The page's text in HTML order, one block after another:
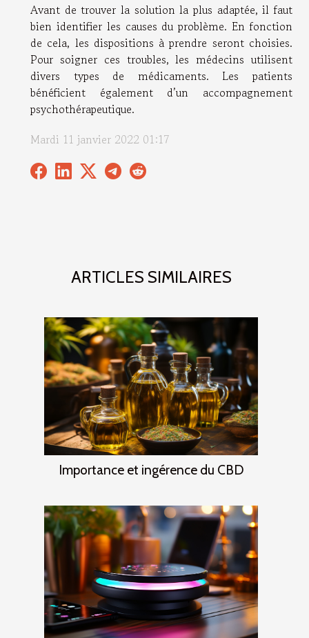
ARTICLES SIMILAIRES
Importance et ingérence du CBD
Avant de trouver la solution la plus adaptée, il faut
bien identifier les causes du problème. En fonction
de cela, les dispositions à prendre seront choisies.
Pour soigner ces troubles, les médecins utilisent
divers types de médicaments. Les patients
bénéficient également d’un accompagnement
psychothérapeutique.
Mardi 11 janvier 2022 01:17